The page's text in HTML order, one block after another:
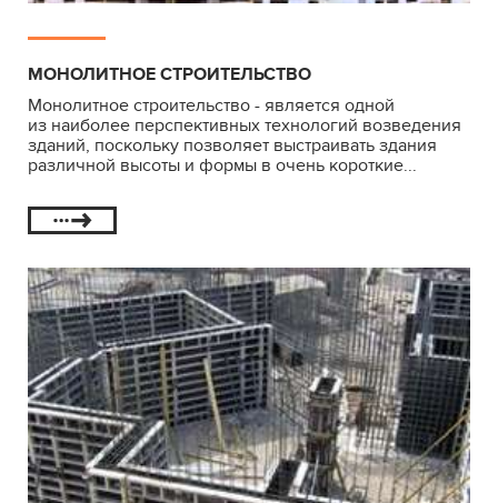
МОНОЛИТНОЕ СТРОИТЕЛЬСТВО
Монолитное строительство - является одной
из наиболее перспективных технологий возведения
зданий, поскольку позволяет выстраивать здания
различной высоты и формы в очень короткие...